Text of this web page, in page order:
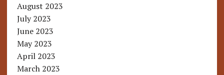
August 2023
July 2023
June 2023
May 2023
April 2023
March 2023